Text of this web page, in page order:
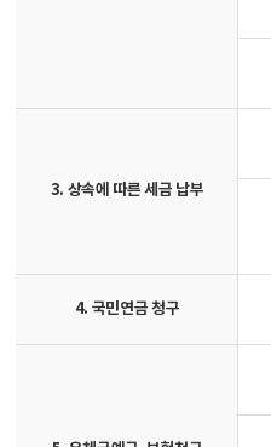
3. 상속에 따른 세금 납부
4. 국민연금 청구